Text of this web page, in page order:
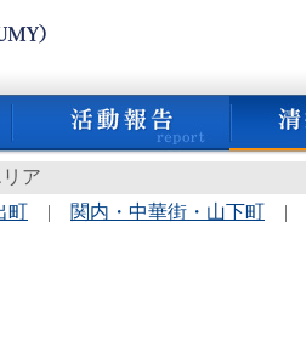
ア
町 | 関内・中華街・山下町 |